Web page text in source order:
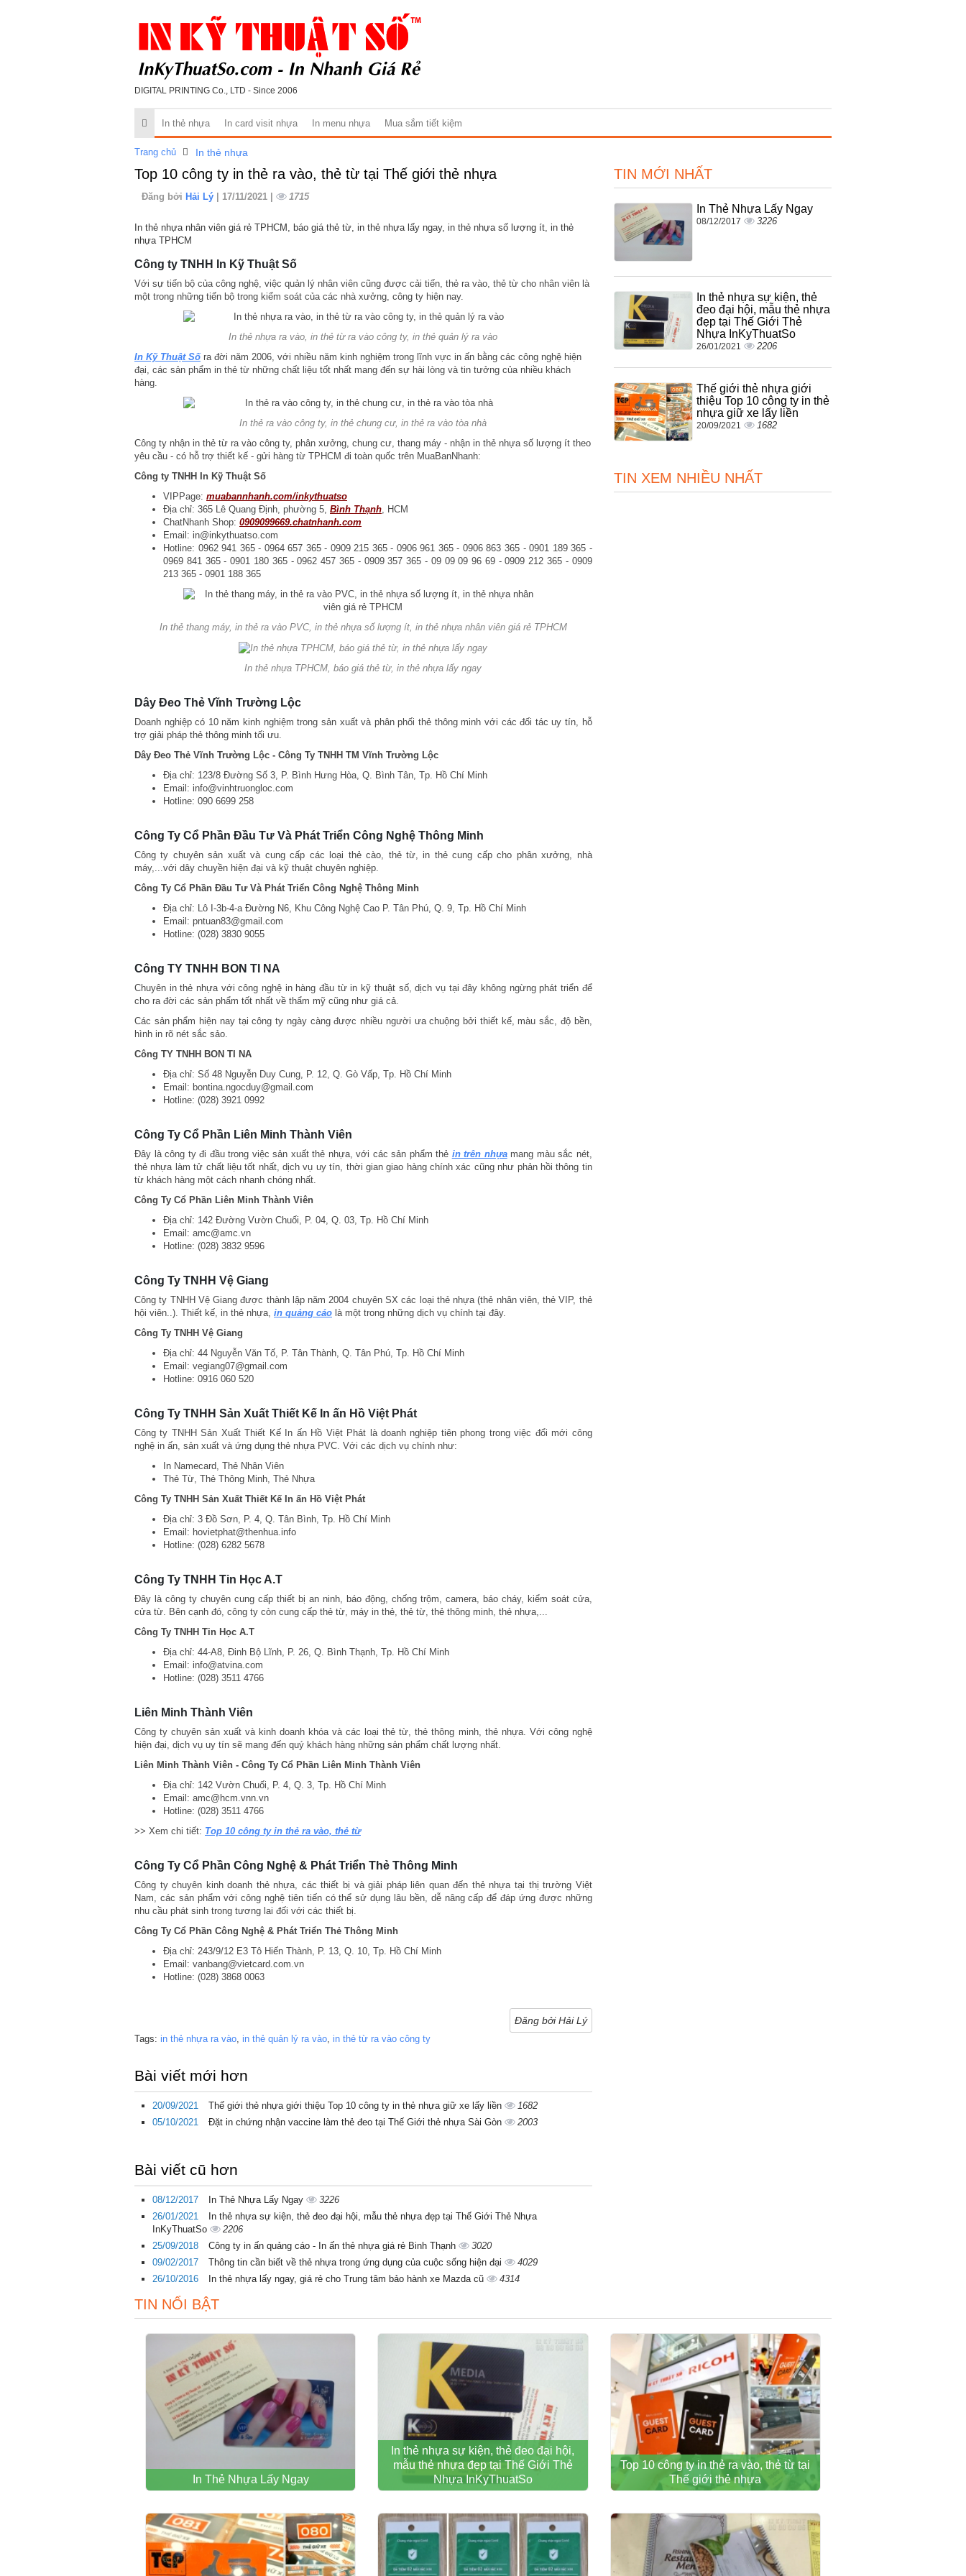
DIGITAL PRINTING Co., LTD - Since 2006
In thẻ nhựa In card visit nhựa In menu nhựa Mua sắm tiết kiệm
Trang chủ In thẻ nhựa
Top 10 công ty in thẻ ra vào, thẻ từ tại Thế giới thẻ nhựa
Đăng bởi Hải Lý | 17/11/2021 | 1715
In thẻ nhựa nhân viên giá rẻ TPHCM, báo giá thẻ từ, in thẻ nhựa lấy ngay, in thẻ nhựa số lượng ít, in thẻ
nhựa TPHCM
Công ty TNHH In Kỹ Thuật Số
Với sự tiến bộ của công nghệ, việc quản lý nhân viên cũng được cải tiến, thẻ ra vào, thẻ từ cho nhân viên là
một trong những tiến bộ trong kiểm soát của các nhà xưởng, công ty hiện nay.
In thẻ nhựa ra vào, in thẻ từ ra vào công ty, in thẻ quản lý ra vào
In Kỹ Thuật Sốra đời năm 2006, với nhiều năm kinh nghiệm trong lĩnh vực in ấn bằng các công nghệ hiện
đại, các sản phẩm in thẻ từ những chất liệu tốt nhất mang đến sự hài lòng và tin tưởng của nhiều khách
hàng.
In thẻ ra vào công ty, in thẻ chung cư, in thẻ ra vào tòa nhà
Công ty nhận in thẻ từ ra vào công ty, phân xưởng, chung cư, thang máy - nhận in thẻ nhựa số lượng ít theo
yêu cầu - có hỗ trợ thiết kế - gửi hàng từ TPHCM đi toàn quốc trên MuaBanNhanh:
Công ty TNHH In Kỹ Thuật Số
VIPPage: muabannhanh.com/inkythuatso
Địa chỉ: 365 Lê Quang Định, phường 5, Bình Thạnh, HCM
ChatNhanh Shop: 0909099669.chatnhanh.com
Email: in@inkythuatso.com
Hotline: 0962 941 365 - 0964 657 365 - 0909 215 365 - 0906 961 365 - 0906 863 365 - 0901 189 365 -
0969 841 365 - 0901 180 365 - 0962 457 365 - 0909 357 365 - 09 09 09 96 69 - 0909 212 365 - 0909
213 365 - 0901 188 365
In thẻ thang máy, in thẻ ra vào PVC, in thẻ nhựa số lượng ít, in thẻ nhựa nhân viên giá rẻ TPHCM
In thẻ nhựa TPHCM, báo giá thẻ từ, in thẻ nhựa lấy ngay
Dây Đeo Thẻ Vĩnh Trường Lộc
Doanh nghiệp có 10 năm kinh nghiệm trong sản xuất và phân phối thẻ thông minh với các đối tác uy tín, hỗ
trợ giải pháp thẻ thông minh tối ưu.
Dây Đeo Thẻ Vĩnh Trường Lộc - Công Ty TNHH TM Vĩnh Trường Lộc
Địa chỉ: 123/8 Đường Số 3, P. Bình Hưng Hòa, Q. Bình Tân, Tp. Hồ Chí Minh
Email: info@vinhtruongloc.com
Hotline: 090 6699 258
Công Ty Cổ Phần Đầu Tư Và Phát Triển Công Nghệ Thông Minh
Công ty chuyên sản xuất và cung cấp các loại thẻ cào, thẻ từ, in thẻ cung cấp cho phân xưởng, nhà
máy,...với dây chuyền hiện đại và kỹ thuật chuyên nghiệp.
Công Ty Cổ Phần Đầu Tư Và Phát Triển Công Nghệ Thông Minh
Địa chỉ: Lô I-3b-4-a Đường N6, Khu Công Nghệ Cao P. Tân Phú, Q. 9, Tp. Hồ Chí Minh
Email: pntuan83@gmail.com
Hotline: (028) 3830 9055
Công TY TNHH BON TI NA
Chuyên in thẻ nhựa với công nghệ in hàng đầu từ in kỹ thuật số, dịch vụ tại đây không ngừng phát triển để
cho ra đời các sản phẩm tốt nhất về thẩm mỹ cũng như giá cả.
Các sản phẩm hiện nay tại công ty ngày càng được nhiều người ưa chuộng bởi thiết kế, màu sắc, độ bền,
hình in rõ nét sắc sảo.
Công TY TNHH BON TI NA
Địa chỉ: Số 48 Nguyễn Duy Cung, P. 12, Q. Gò Vấp, Tp. Hồ Chí Minh
Email: bontina.ngocduy@gmail.com
Hotline: (028) 3921 0992
Công Ty Cổ Phần Liên Minh Thành Viên
Đây là công ty đi đầu trong việc sản xuất thẻ nhựa, với các sản phẩm thẻ in trên nhựamang màu sắc nét,
thẻ nhựa làm tử chất liệu tốt nhất, dịch vụ uy tín, thời gian giao hàng chính xác cũng như phản hồi thông tin
từ khách hàng một cách nhanh chóng nhất.
Công Ty Cổ Phần Liên Minh Thành Viên
Địa chỉ: 142 Đường Vườn Chuối, P. 04, Q. 03, Tp. Hồ Chí Minh
Email: amc@amc.vn
Hotline: (028) 3832 9596
Công Ty TNHH Vệ Giang
Công ty TNHH Vệ Giang được thành lập năm 2004 chuyên SX các loại thẻ nhựa (thẻ nhân viên, thẻ VIP, thẻ
hội viên..). Thiết kế, in thẻ nhựa, in quảng cáo là một trong những dịch vụ chính tại đây.
Công Ty TNHH Vệ Giang
Địa chỉ: 44 Nguyễn Văn Tố, P. Tân Thành, Q. Tân Phú, Tp. Hồ Chí Minh
Email: vegiang07@gmail.com
Hotline: 0916 060 520
Công Ty TNHH Sản Xuất Thiết Kế In ấn Hồ Việt Phát
Công ty TNHH Sản Xuất Thiết Kế In ấn Hồ Việt Phát là doanh nghiệp tiên phong trong việc đổi mới công
nghệ in ấn, sản xuất và ứng dụng thẻ nhựa PVC. Với các dịch vụ chính như:
In Namecard, Thẻ Nhân Viên
Thẻ Từ, Thẻ Thông Minh, Thẻ Nhựa
Công Ty TNHH Sản Xuất Thiết Kế In ấn Hồ Việt Phát
Địa chỉ: 3 Đồ Sơn, P. 4, Q. Tân Bình, Tp. Hồ Chí Minh
Email: hovietphat@thenhua.info
Hotline: (028) 6282 5678
Công Ty TNHH Tin Học A.T
Đây là công ty chuyên cung cấp thiết bị an ninh, báo động, chống trộm, camera, báo cháy, kiểm soát cửa,
cửa từ. Bên cạnh đó, công ty còn cung cấp thẻ từ, máy in thẻ, thẻ từ, thẻ thông minh, thẻ nhựa,...
Công Ty TNHH Tin Học A.T
Địa chỉ: 44-A8, Đinh Bộ Lĩnh, P. 26, Q. Bình Thạnh, Tp. Hồ Chí Minh
Email: info@atvina.com
Hotline: (028) 3511 4766
Liên Minh Thành Viên
Công ty chuyên sản xuất và kinh doanh khóa và các loại thẻ từ, thẻ thông minh, thẻ nhựa. Với công nghệ
hiện đại, dịch vụ uy tín sẽ mang đến quý khách hàng những sản phẩm chất lượng nhất.
Liên Minh Thành Viên - Công Ty Cổ Phần Liên Minh Thành Viên
Địa chỉ: 142 Vườn Chuối, P. 4, Q. 3, Tp. Hồ Chí Minh
Email: amc@hcm.vnn.vn
Hotline: (028) 3511 4766
>> Xem chi tiết: Top 10 công ty in thẻ ra vào, thẻ từ
Công Ty Cổ Phần Công Nghệ & Phát Triển Thẻ Thông Minh
Công ty chuyên kinh doanh thẻ nhựa, các thiết bị và giải pháp liên quan đến thẻ nhựa tại thị trường Việt
Nam, các sản phẩm với công nghệ tiên tiến có thể sử dụng lâu bền, dễ nâng cấp để đáp ứng được những
nhu cầu phát sinh trong tương lai đối với các thiết bị.
Công Ty Cổ Phần Công Nghệ & Phát Triển Thẻ Thông Minh
Địa chỉ: 243/9/12 E3 Tô Hiến Thành, P. 13, Q. 10, Tp. Hồ Chí Minh
Email: vanbang@vietcard.com.vn
Hotline: (028) 3868 0063
Đăng bởi Hải Lý
Tags: in thẻ nhựa ra vào in thẻ quản lý ra vào in thẻ từ ra vào công ty
Bài viết mới hơn
20/09/2021 Thế giới thẻ nhựa giới thiệu Top 10 công ty in thẻ nhựa giữ xe lấy liền
1682
05/10/2021
Đặt in chứng nhận vaccine làm thẻ đeo tại Thế Giới thẻ nhựa Sài Gòn 2003
Bài viết cũ hơn
08/12/2017 In Thẻ Nhựa Lấy Ngay
3226
26/01/2021
In thẻ nhựa sự kiện, thẻ đeo đại hội, mẫu thẻ nhựa đẹp tại Thế Giới Thẻ Nhựa
InKyThuatSo
2206
25/09/2018
Công ty in ấn quảng cáo - In ấn thẻ nhựa giá rẻ Binh Thạnh
3020
09/02/2017
Thông tin cần biết về thẻ nhựa trong ứng dụng của cuộc sống hiện đại
4029
26/10/2016
In thẻ nhựa lấy ngay, giá rẻ cho Trung tâm bảo hành xe Mazda cũ 4314
TIN MỚI NHẤT
In Thẻ Nhựa Lấy Ngay
08/12/2017 3226
In thẻ nhựa sự kiện, thẻ
đeo đại hội, mẫu thẻ nhựa
đẹp tại Thế Giới Thẻ
Nhựa InKyThuatSo
26/01/2021 2206
Thế giới thẻ nhựa giới
thiệu Top 10 công ty in thẻ
nhựa giữ xe lấy liền
20/09/2021 1682
TIN XEM NHIỀU NHẤT
TIN NỔI BẬT
In Thẻ Nhựa Lấy Ngay
In thẻ nhựa sự kiện, thẻ đeo đại hội,
mẫu thẻ nhựa đẹp tại Thế Giới Thẻ
Nhựa InKyThuatSo
Top 10 công ty in thẻ ra vào, thẻ từ tại
Thế giới thẻ nhựa